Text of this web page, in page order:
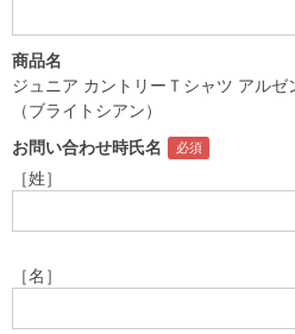
商品名
ジュニア カントリーＴシャツ アルゼ
（ブライトシアン）
お問い合わせ時氏名
［姓］
［名］